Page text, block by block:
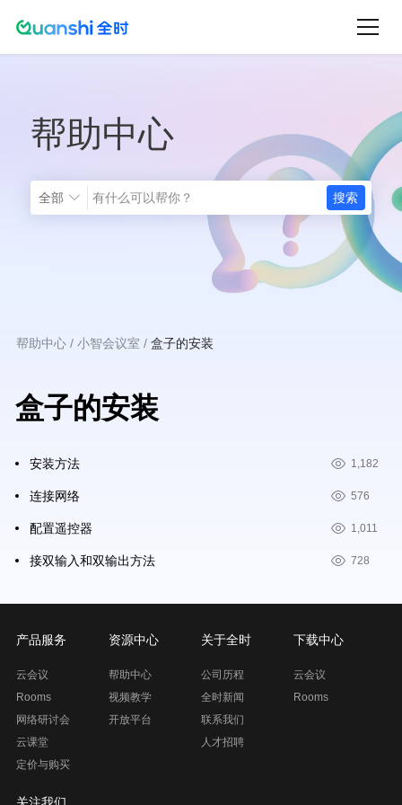
帮助中心
全部
面
帮助中心 小智会议室 盒子的安装
盒子的安装
安装方法 1,182
连接网络 576
配置遥控器 1,011
接双输入和双输出方法 728
产品服务
云会议
Rooms
网络研讨会
云课堂
定价与购买
资源中心
帮助中心
视频教学
开放平台
关于全时
公司历程
全时新闻
联系我们
人才招聘
下载中心
云会议
Rooms